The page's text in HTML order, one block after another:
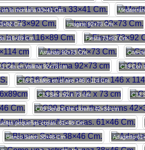
en la montaña 33×41 Cm.
Cm. Imagine 92×73 Cm.
116×89 Cm. Fiesta 73×92 Cm.
Asturias 92×73 Cm. Con-
Cita en Vailima 92×73 cm C19 Con
C16 Castillos en el aire 146 x 114 Cm.
C13 Sin ti 92 x 73 cm C12
C09 Send in the clowns 42×34 cm
pequeñas cosas. 61×46 Cm.
Blanco Saten 38×46 Cm. Adagietto